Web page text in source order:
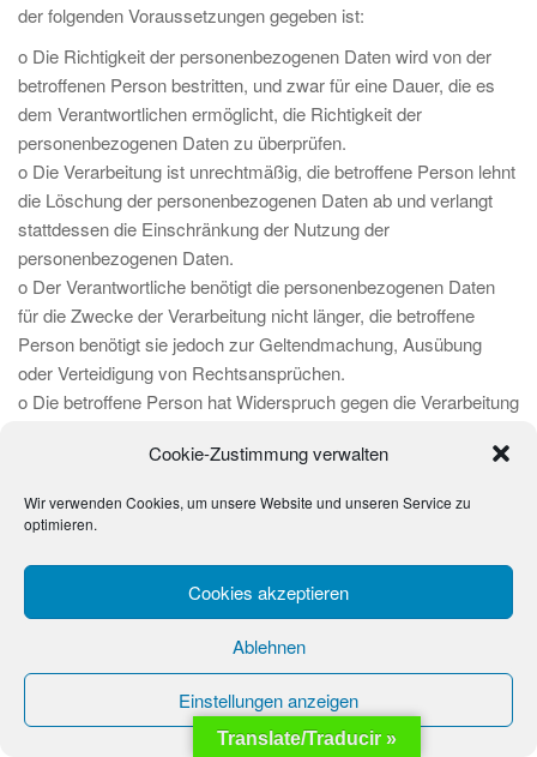
Cookie-Zustimmung verwalten
Wir verwenden Cookies, um unsere Website und unseren Service zu
optimieren.
Cookies akzeptieren
Ablehnen
Einstellungen anzeigen
der folgenden Voraussetzungen gegeben ist:
o Die Richtigkeit der personenbezogenen Daten wird von der
betroffenen Person bestritten, und zwar für eine Dauer, die es
dem Verantwortlichen ermöglicht, die Richtigkeit der
personenbezogenen Daten zu überprüfen.
o Die Verarbeitung ist unrechtmäßig, die betroffene Person lehnt
die Löschung der personenbezogenen Daten ab und verlangt
stattdessen die Einschränkung der Nutzung der
personenbezogenen Daten.
o Der Verantwortliche benötigt die personenbezogenen Daten
für die Zwecke der Verarbeitung nicht länger, die betroffene
Person benötigt sie jedoch zur Geltendmachung, Ausübung
oder Verteidigung von Rechtsansprüchen.
o Die betroffene Person hat Widerspruch gegen die Verarbeitung
fest, ob die berechtigten Gründe des Verantwortlichen
Sofern eine der oben genannten Voraussetzungen gegeben ist
personenbezogenen Daten, die bei der Stiftung La Sonrisa de
los Niños gespeichert sind, verlangen möchte, kann sie sich
hierzu jederzeit an den unter vorstehend Ziffer 2. benannten, für
die Verarbeitung Verantwortlichen wenden. Der Verantwortliche
der Stiftung La Sonrisa de los Niños wird die Einschränkung der
Verarbeitung veranlassen.Translate/Traducir »